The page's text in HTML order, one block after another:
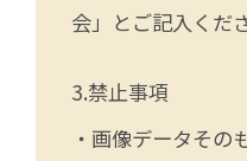
会」とご記入くだ
禁止事項
・画像データその